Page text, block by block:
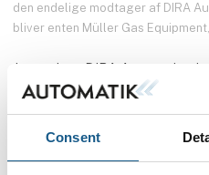
Consent
den endelige modtager af DIRA
bliver enten Müller Gas
Juryen bag DIRA
tre nominerede til årets pris,